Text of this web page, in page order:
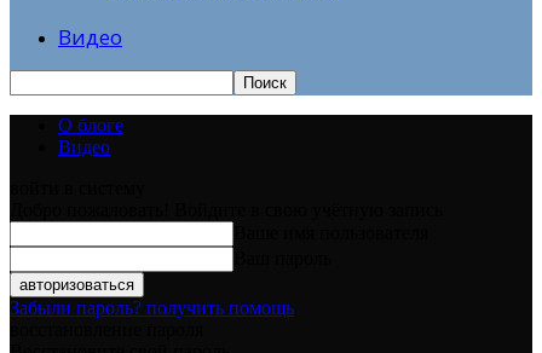
Видео
О блоге
Видео
Забыли пароль? получить помощь